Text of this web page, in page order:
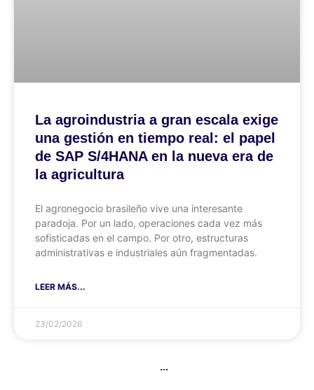
La agroindustria a gran escala exige
una gestión en tiempo real: el papel
de SAP S/4HANA en la nueva era de
la agricultura
El agronegocio brasileño vive una interesante
paradoja. Por un lado, operaciones cada vez más
sofisticadas en el campo. Por otro, estructuras
administrativas e industriales aún fragmentadas.
LEER MÁS...
23/02/2026
...